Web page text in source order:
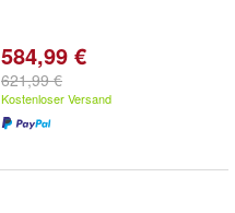
584,99 €
621,99 €
Kostenloser Versand